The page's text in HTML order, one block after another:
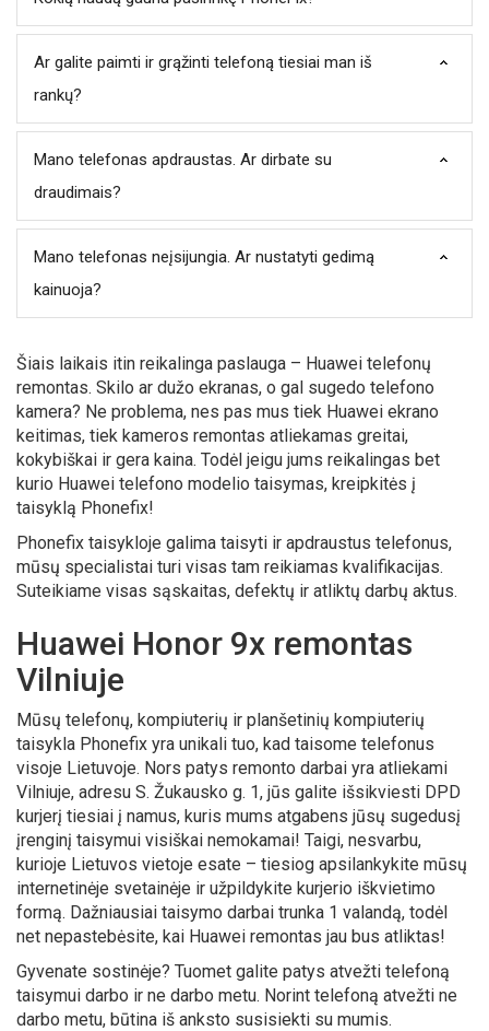
Ar galite paimti ir grąžinti telefoną tiesiai man iš
rankų?
Mano telefonas apdraustas. Ar dirbate su
draudimais?
Mano telefonas neįsijungia. Ar nustatyti gedimą
kainuoja?
Šiais laikais itin reikalinga paslauga – Huawei telefonų
remontas. Skilo ar dužo ekranas, o gal sugedo telefono
kamera? Ne problema, nes pas mus tiek Huawei ekrano
keitimas, tiek kameros remontas atliekamas greitai,
kokybiškai ir gera kaina. Todėl jeigu jums reikalingas bet
kurio Huawei telefono modelio taisymas, kreipkitės į
taisyklą Phonefix!
Phonefix taisykloje galima taisyti ir apdraustus telefonus,
mūsų specialistai turi visas tam reikiamas kvalifikacijas.
Suteikiame visas sąskaitas, defektų ir atliktų darbų aktus.
Huawei Honor 9x remontas
Vilniuje
Mūsų telefonų, kompiuterių ir planšetinių kompiuterių
taisykla Phonefix yra unikali tuo, kad taisome telefonus
visoje Lietuvoje. Nors patys remonto darbai yra atliekami
Vilniuje, adresu S. Žukausko g. 1, jūs galite išsikviesti DPD
kurjerį tiesiai į namus, kuris mums atgabens jūsų sugedusį
įrenginį taisymui visiškai nemokamai! Taigi, nesvarbu,
kurioje Lietuvos vietoje esate – tiesiog apsilankykite mūsų
internetinėje svetainėje ir užpildykite kurjerio iškvietimo
formą. Dažniausiai taisymo darbai trunka 1 valandą, todėl
net nepastebėsite, kai Huawei remontas jau bus atliktas!
Gyvenate sostinėje? Tuomet galite patys atvežti telefoną
taisymui darbo ir ne darbo metu. Norint telefoną atvežti ne
darbo metu, būtina iš anksto susisiekti su mumis.